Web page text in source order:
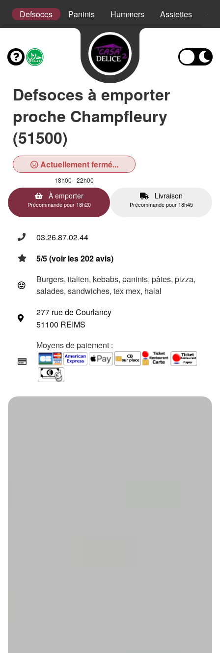
Defsoces Paninis Hummers Assiettes
Defsoces à emporter
proche Champfleury
(51500)
Actuellement fermé...
18h00 - 22h00
À emporter
Précommande pour 18h20
Livraison
Précommande pour 18h45
03.26.87.02.44
5/5 (voir les 202 avis)
Burgers, italien, kebabs, paninis, pâtes, pizza,
salades, sandwiches, tex mex, halal
277 rue de Courlancy
51100 REIMS
Moyens de paiement :